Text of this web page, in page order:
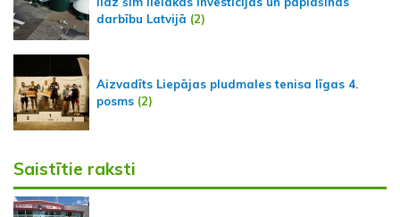
darbību Latvijā (2)
Aizvadīts Liepājas pludmales tenisa līgas 4.
posms (2)
Saistītie raksti